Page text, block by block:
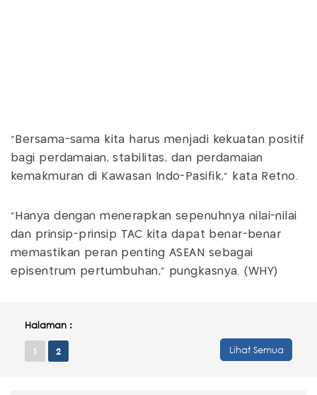
"Bersama-sama kita harus menjadi kekuatan positif
bagi perdamaian, stabilitas, dan perdamaian
kemakmuran di Kawasan Indo-Pasifik," kata Retno.
"Hanya dengan menerapkan sepenuhnya nilai-nilai
dan prinsip-prinsip TAC kita dapat benar-benar
memastikan peran penting ASEAN sebagai
episentrum pertumbuhan," pungkasnya. (WHY)
Halaman :
1 2 Lihat Semua